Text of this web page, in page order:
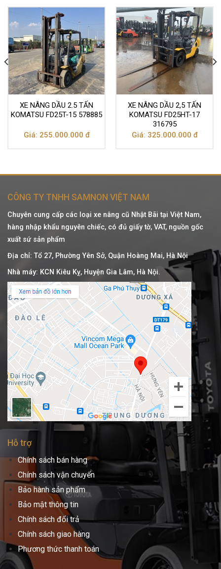
XE NÂNG DẦU 2.5 TẤN
KOMATSU FD25T-15 578885
Giá: 255.000.000 đ
XE NÂNG DẦU 2,5 TẤN
KOMATSU FD25HT-17
316795
Giá: 325.000.000 đ
CÔNG TY TNHH SAMNON VIỆT NAM
Chuyên cung cấp các loại xe nâng cũ Nhật Bãi tại Việt Nam,
hàng nhập khẩu nguyên chiếc, có đủ giấy tờ, VAT, nguồn gốc
xuất sứ sản phẩm
Địa chỉ: Tổ 27, Phường Yên Sở, Quận Hoàng Mai, Hà Nội
Nhà máy: KCN Kiêu Kỵ, Huyện Gia Lâm, Hà Nội.
Hỗ trợ
Chính sách bán hàng
Chính sách vận chuyển
Bảo hành sản phẩm
Bảo mật thông tin
Chính sách đổi trả
Chính sách giao hàng
Phương thức thanh toán